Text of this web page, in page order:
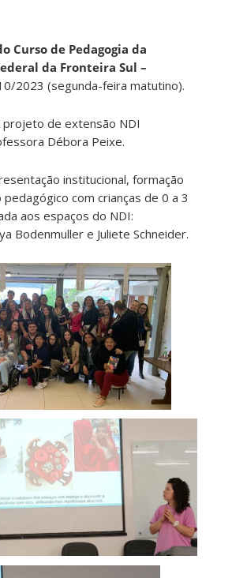
Curso de Pedagogia da
da Fronteira Sul –
2023 (segunda-feira matutino).
projeto de extensão NDI
Débora Peixe.
institucional, formação
com crianças de 0 a 3
aos espaços do NDI:
Bodenmuller e Juliete Schneider.